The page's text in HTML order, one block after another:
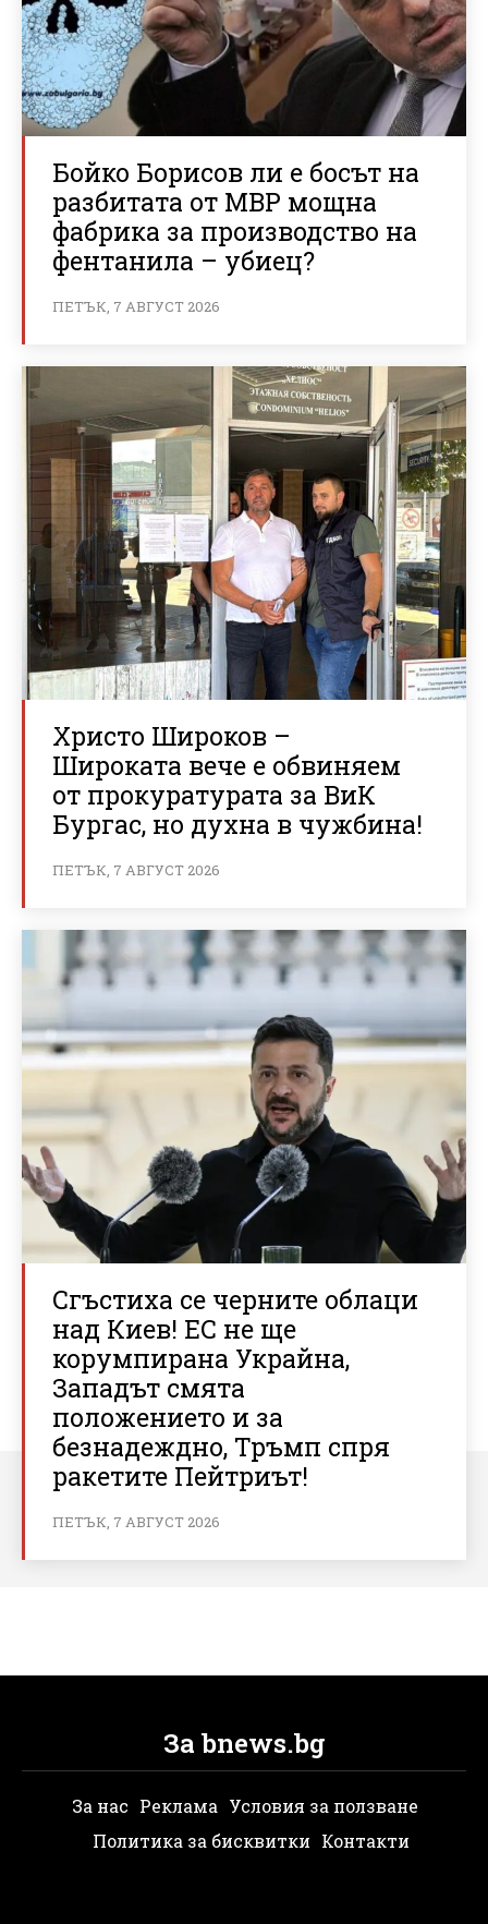
Бойко Борисов ли е босът на
разбитата от МВР мощна
фабрика за производство на
фентанила – убиец?
ПЕТЪК, 7 АВГУСТ 2026
Христо Широков –
Широката вече е обвиняем
от прокуратурата за ВиК
Бургас, но духна в чужбина!
ПЕТЪК, 7 АВГУСТ 2026
Сгъстиха се черните облаци
над Киев! ЕС не ще
корумпирана Украйна,
Западът смята
положението и за
безнадеждно, Тръмп спря
ракетите Пейтриът!
ПЕТЪК, 7 АВГУСТ 2026
За bnews.bg
За нас Реклама Условия за ползване
Политика за бисквитки Контакти